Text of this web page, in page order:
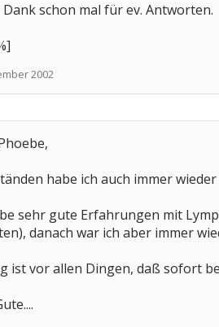
schon mal für ev. Antworten.
2002
habe ich auch immer
sehr gute Erfahrungen mit
danach war ich aber immer
ist vor allen Dingen, daß sofort